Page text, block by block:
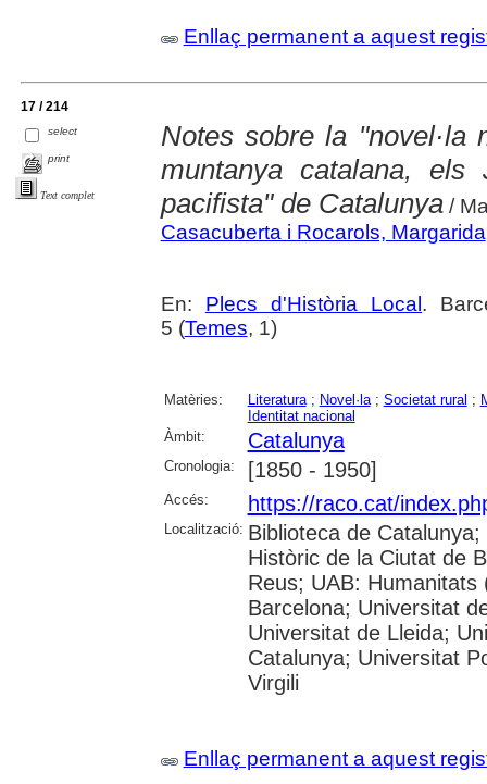
Enllaç permanent a aquest
17 / 214
select
print
Text complet
Notes sobre la
muntanya catalana,
pacifista" de Catalunya/
Casacuberta i Rocarols, Margarida
En: Plecs d'Història Local .
5 (Temes, 1)
Matèries: Literatura; Novel·la; Societat rural ;
Identitat nacional
Àmbit:
Catalunya
Cronologia: [1850 - 1950]
Accés: https://raco.cat/
Localització: Biblioteca de
Històric de la Ciutat de
Reus; UAB:
Barcelona; Universitat
Universitat de Lleida;
Catalunya; Universitat
Virgili
Enllaç permanent a aquest